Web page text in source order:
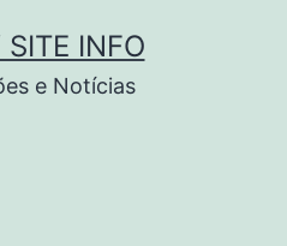
INFO
e Notícias